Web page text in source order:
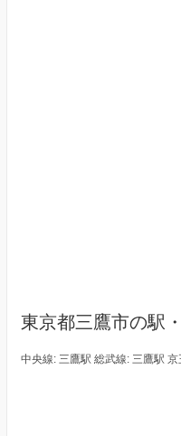
東京都三鷹市の駅
中央線: 三鷹駅 総武線: 三鷹駅